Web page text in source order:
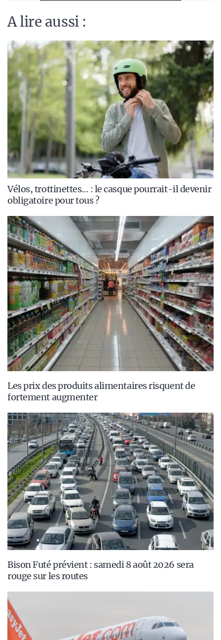
A lire aussi :
Vélos, trottinettes… : le casque pourrait-il devenir
obligatoire pour tous ?
Les prix des produits alimentaires risquent de
fortement augmenter
Bison Futé prévient : samedi 8 août 2026 sera
rouge sur les routes